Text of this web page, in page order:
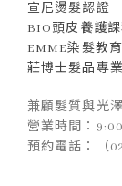
宣尼燙髮認證
BIO頭皮養護
EMME染髮教
莊博士髮品專
兼顧髮質與光
營業時間：
預約電話：（